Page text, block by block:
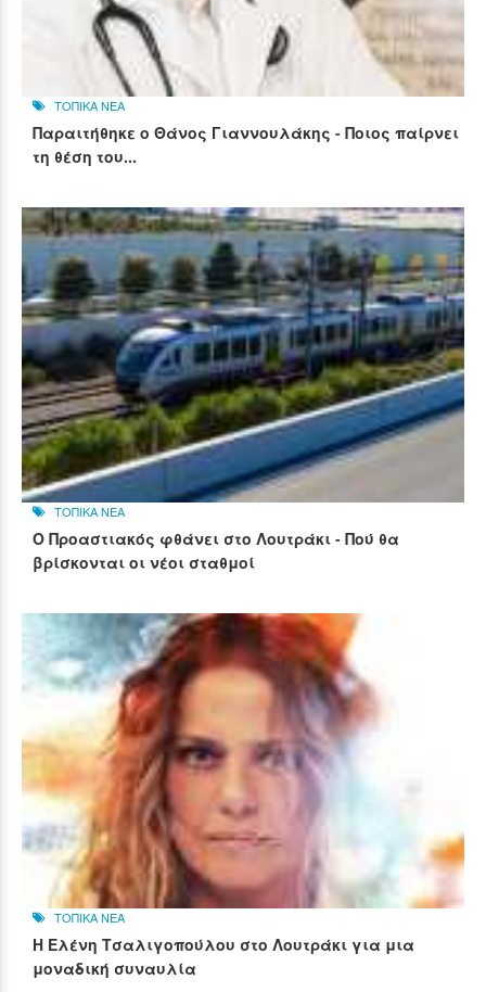
ΤΟΠΙΚΑ ΝΕΑ
Παραιτήθηκε ο Θάνος Γιαννουλάκης - Ποιος παίρνει
τη θέση του...
ΤΟΠΙΚΑ ΝΕΑ
Ο Προαστιακός φθάνει στο Λουτράκι - Πού θα
βρίσκονται οι νέοι σταθμοί
ΤΟΠΙΚΑ ΝΕΑ
Η Ελένη Τσαλιγοπούλου στο Λουτράκι για μια
μοναδική συναυλία